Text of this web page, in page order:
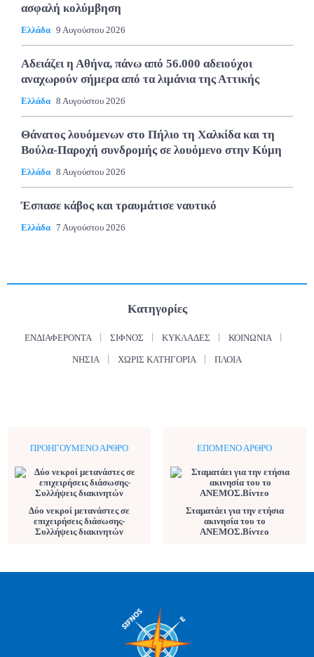
ασφαλή κολύμβηση
Ελλάδα 9 Αυγούστου 2026
Αδειάζει η Αθήνα, πάνω από 56.000 αδειούχοι
αναχωρούν σήμερα από τα λιμάνια της Αττικής
Ελλάδα 8 Αυγούστου 2026
Θάνατος λουόμενων στο Πήλιο τη Χαλκίδα και τη
Βούλα-Παροχή συνδρομής σε λουόμενο στην Κύμη
Ελλάδα 8 Αυγούστου 2026
Έσπασε κάβος και τραυμάτισε ναυτικό
Ελλάδα 7 Αυγούστου 2026
Κατηγορίες
ΕΝΔΙΑΦΈΡΟΝΤΑ ΣΊΦΝΟΣ ΚΥΚΛΆΔΕΣ ΚΟΙΝΩΝΊΑ
ΝΗΣΙΆ ΧΩΡΊΣ ΚΑΤΗΓΟΡΊΑ ΠΛΟΊΑ
ΠΡΟΗΓΟΎΜΕΝΟ ΆΡΘΡΟ
Δύο νεκροί μετανάστες σε
επιχειρήσεις διάσωσης-
Συλλήψεις διακινητών
ΕΠΌΜΕΝΟ ΆΡΘΡΟ
Σταματάει για την ετήσια
ακινησία του το
ΑΝΕΜΟΣ.Βίντεο